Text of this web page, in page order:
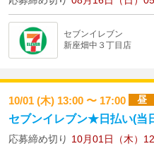
セブンイレブン
新座畑中３丁目店
10/01 (木) 13:00 〜 17:00 昼
セブンイレブン★日払い(当
応募締め切り 10月01日（木）